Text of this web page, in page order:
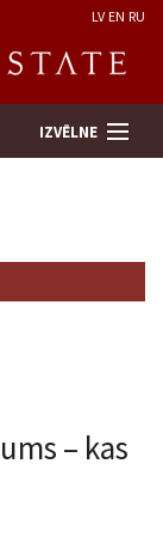
LV EN RU
IZVĒLNE
– kas